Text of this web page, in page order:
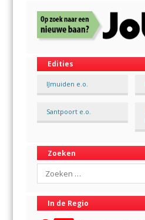
Edities
IJmuiden e.o.
Santpoort e.o.
Zoeken
In de Regio